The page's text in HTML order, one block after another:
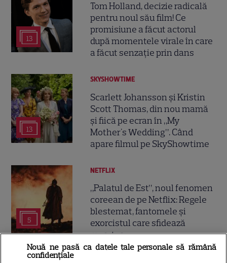
13
Tom Holland, decizie radicală
pentru noul său film! Ce
promisiune a făcut actorul
după momentele virale în care
a făcut senzație prin dans
13
SKYSHOWTIME
Scarlett Johansson și Kristin
Scott Thomas, din nou mamă
și fiică pe ecran în „My
Mother's Wedding”. Când
apare filmul pe SkyShowtime
5
NETFLIX
„Palatul de Est”, noul fenomen
coreean de pe Netflix: Regele
blestemat, fantomele și
exorcistul care sfidează
moartea
Nouă ne pasă ca datele tale personale să rămână
confidențiale